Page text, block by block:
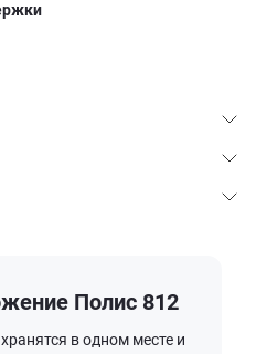
Полис 812
в одном месте и